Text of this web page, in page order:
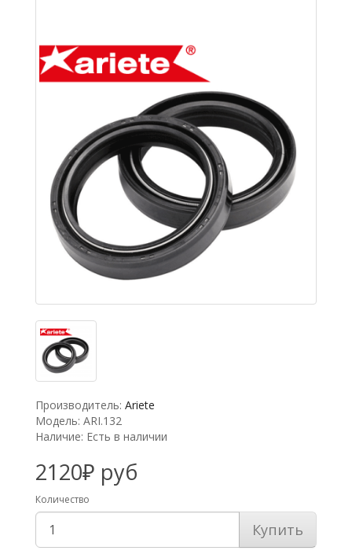
Производитель: Ariete
Модель: ARI.132
Наличие: Есть в наличии
2120₽ руб
Количество
Купить